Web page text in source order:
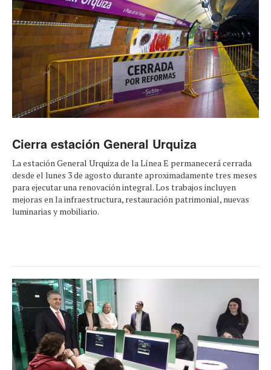
Cierra estación General Urquiza
La estación General Urquiza de la Línea E permanecerá cerrada
desde el lunes 3 de agosto durante aproximadamente tres meses
para ejecutar una renovación integral. Los trabajos incluyen
mejoras en la infraestructura, restauración patrimonial, nuevas
luminarias y mobiliario.